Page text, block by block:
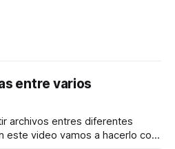
entre varios
archivos entres diferentes
este video vamos a hacerlo con